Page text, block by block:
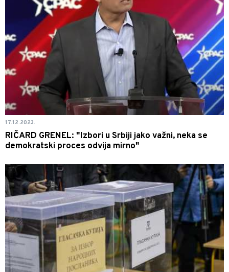
17.12.2023.
RIČARD GRENEL: "Izbori u Srbiji jako važni, neka se
demokratski proces odvija mirno"